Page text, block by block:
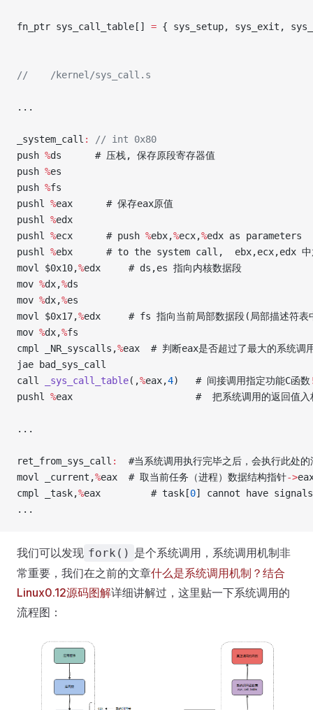
fn_ptr sys_call_table[] = { sys_setup, sys_exit,
//    /kernel/sys_call.s
...
_system_call :
// int 0x80
push %ds      # 压栈, 保存原段寄存器值
push %es
push %fs
pushl %eax      # 保存eax原值
pushl %edx
pushl %ecx      # push %ebx,%ecx,%edx as parameters
pushl %ebx      # to the system call,  ebx,ecx,edx 中放着
movl $0x10,%edx     # ds,es 指向内核数据段
mov %dx,%ds
mov %dx,%es
movl $0x17,%edx     # fs 指向当前局部数据段(局部描述符表
mov %dx,%fs
cmpl _NR_syscalls,%eax  # 判断eax是否超过了最大的系统调
jae bad_sys_call
call
_sys_call_table(,%eax,4)   # 间接调用指定功能C函数
pushl %eax                      #  把系统调用的返回值入
...
ret_from_sys_call :
#当系统调用执行完毕之后，会执行此处
movl _current,%eax  # 取当前任务（进程）数据结构指针->
cmpl _task,%eax         # task[0] cannot have signals
...
我们可以发现 fork() 是个系统调用，系统调用机制非
常重要，我们在之前的文章什么是系统调用机制？结合
Linux0.12源码图解详细讲解过，这里贴一下系统调用的
流程图：